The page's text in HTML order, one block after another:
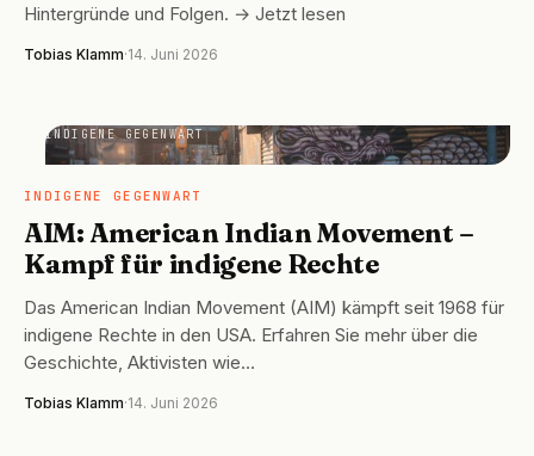
Hintergründe und Folgen. → Jetzt lesen
Tobias Klamm·14. Juni 2026
INDIGENE GEGENWART
INDIGENE GEGENWART
AIM: American Indian Movement –
Kampf für indigene Rechte
Das American Indian Movement (AIM) kämpft seit 1968 für
indigene Rechte in den USA. Erfahren Sie mehr über die
Geschichte, Aktivisten wie…
Tobias Klamm·14. Juni 2026